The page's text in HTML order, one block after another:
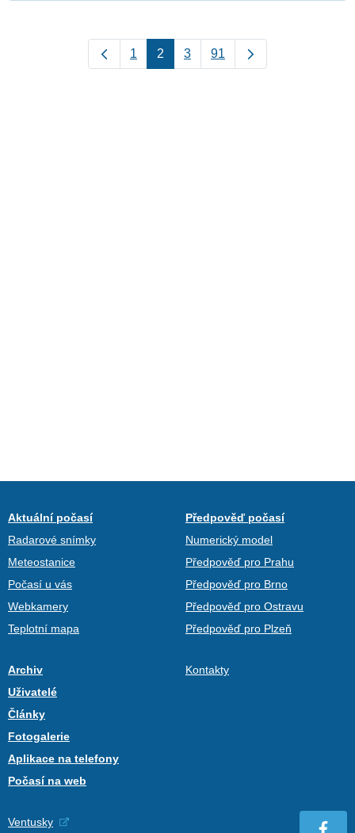
1 2 3 91
Aktuální počasí
Radarové snímky
Meteostanice
Počasí u vás
Webkamery
Teplotní mapa
Předpověď počasí
Numerický model
Předpověď pro Prahu
Předpověď pro Brno
Předpověď pro Ostravu
Předpověď pro Plzeň
Archiv
Uživatelé
Články
Fotogalerie
Aplikace na telefony
Počasí na web
Kontakty
Ventusky